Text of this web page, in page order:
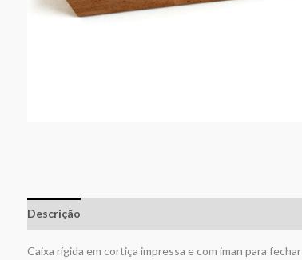
Descrição
Caixa rígida em cortiça impressa e com iman para fechar